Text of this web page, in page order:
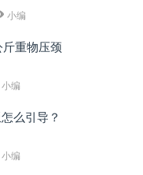
小编
斤重物压颈
小编
么引导？
小编